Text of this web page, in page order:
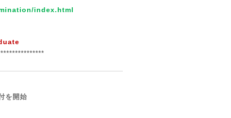
index.html
を開始